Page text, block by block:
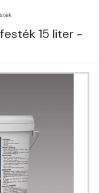
15 liter -